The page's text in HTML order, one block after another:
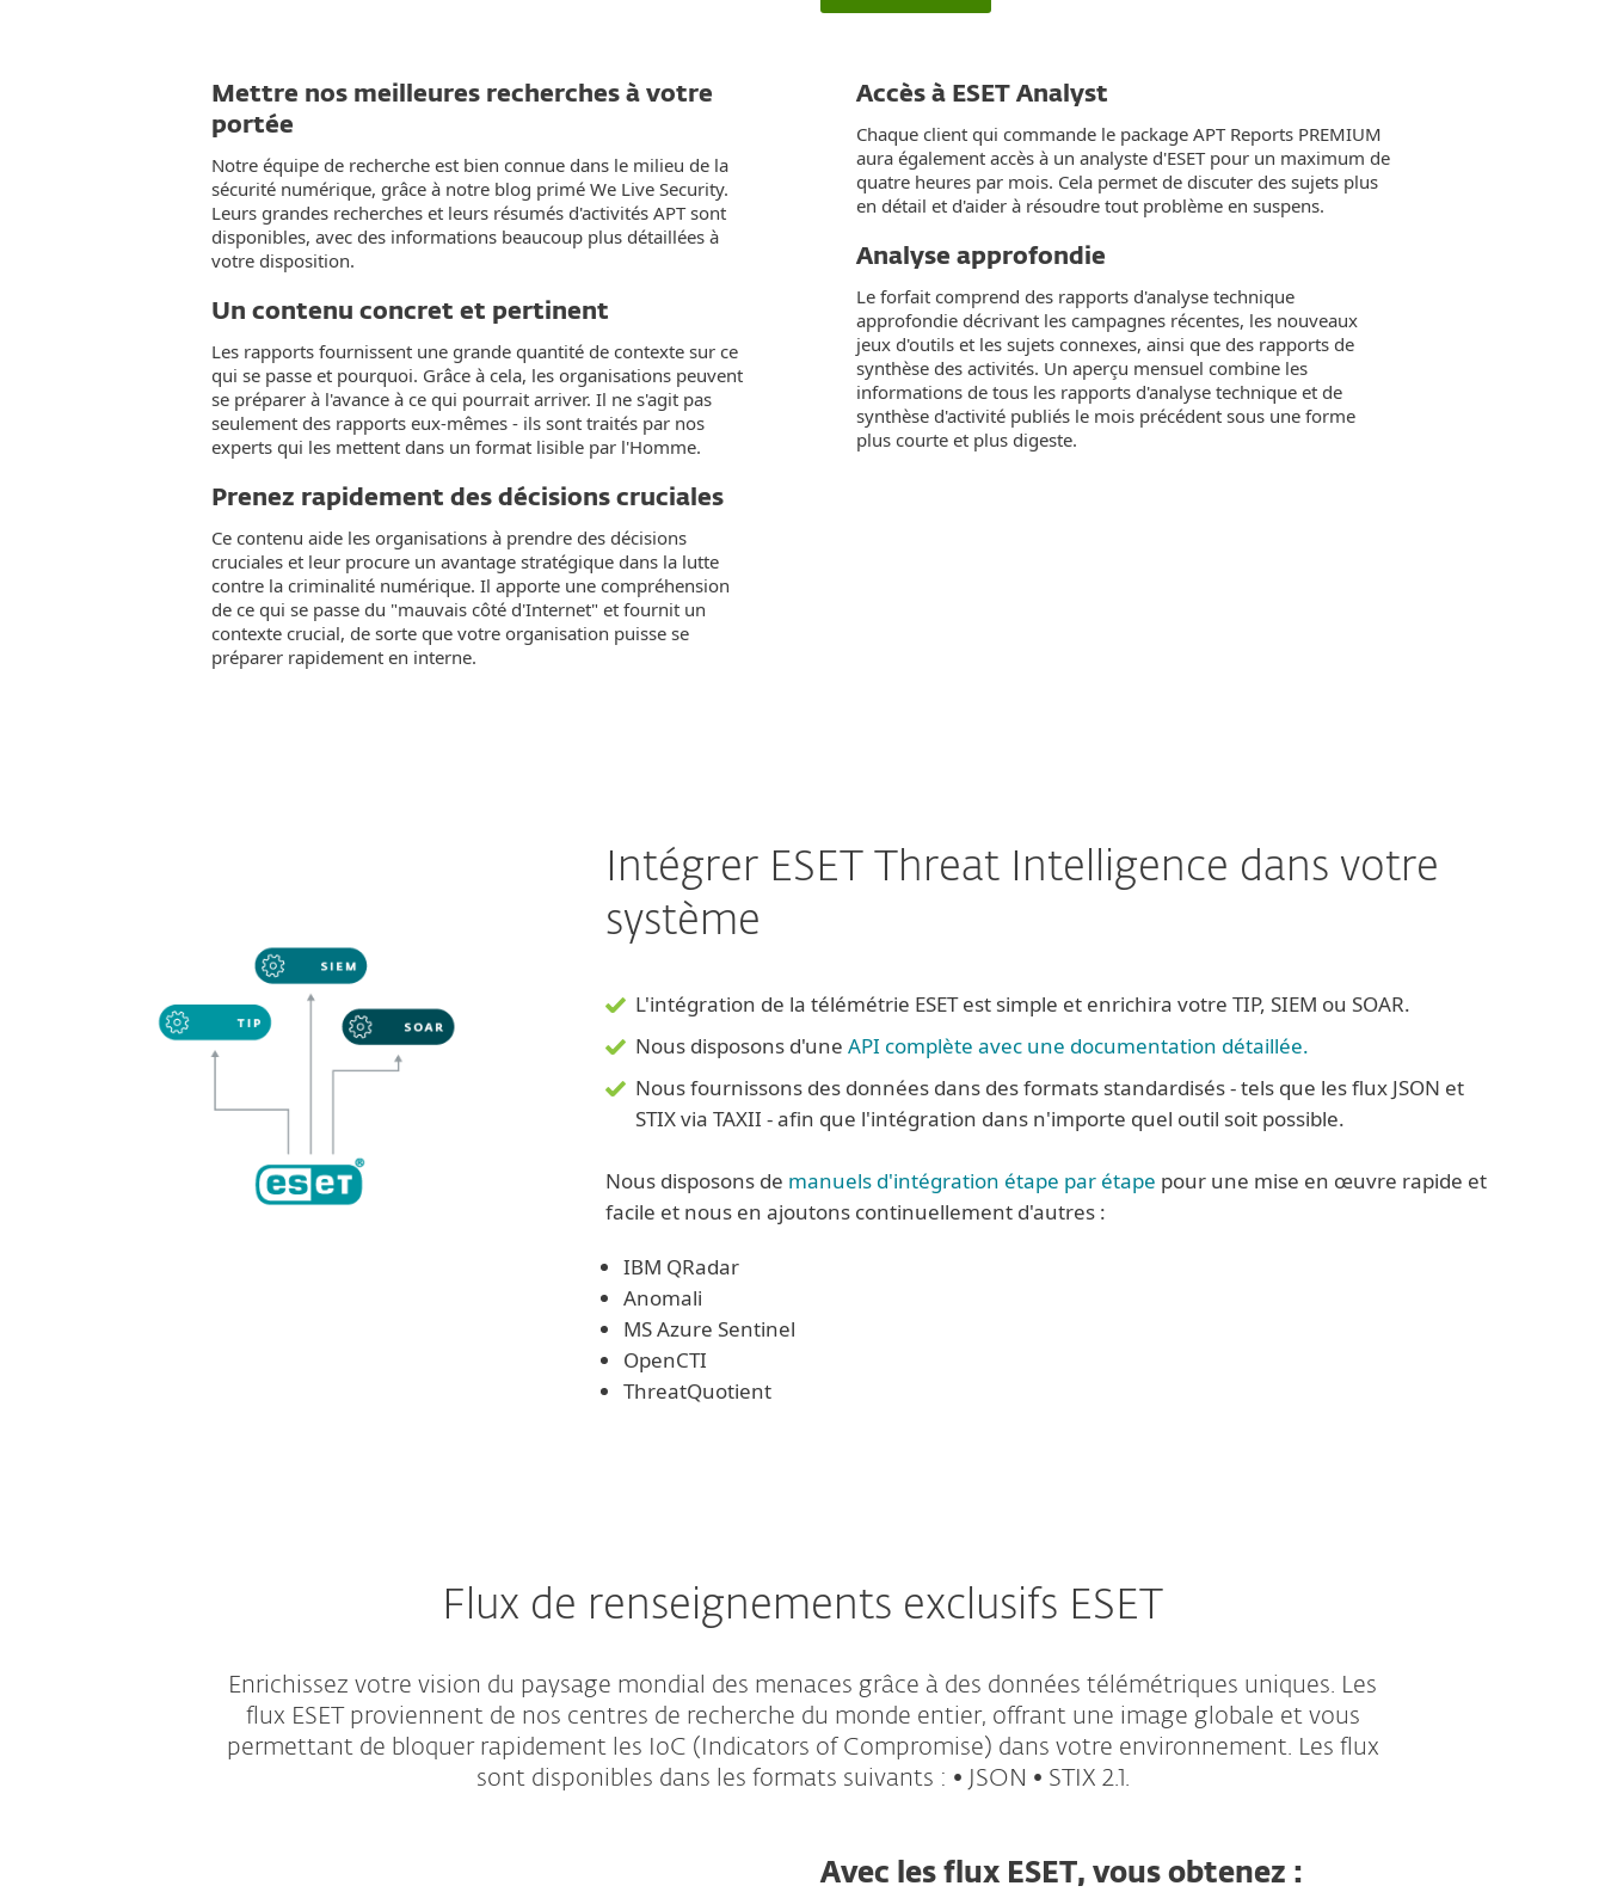
Mettre nos meilleures recherches à votre
portée
Notre équipe de recherche est bien connue dans le milieu de la
sécurité numérique, grâce à notre blog primé We Live Security.
Leurs grandes recherches et leurs résumés d'activités APT sont
disponibles, avec des informations beaucoup plus détaillées à
votre disposition.
Un contenu concret et pertinent
Les rapports fournissent une grande quantité de contexte sur ce
qui se passe et pourquoi. Grâce à cela, les organisations peuvent
se préparer à l'avance à ce qui pourrait arriver. Il ne s'agit pas
seulement des rapports eux-mêmes - ils sont traités par nos
experts qui les mettent dans un format lisible par l'Homme.
Prenez rapidement des décisions cruciales
Ce contenu aide les organisations à prendre des décisions
cruciales et leur procure un avantage stratégique dans la lutte
contre la criminalité numérique. Il apporte une compréhension
de ce qui se passe du "mauvais côté d'Internet" et fournit un
contexte crucial, de sorte que votre organisation puisse se
préparer rapidement en interne.
Accès à ESET Analyst
Chaque client qui commande le package APT Reports PREMIUM
aura également accès à un analyste d'ESET pour un maximum de
quatre heures par mois. Cela permet de discuter des sujets plus
en détail et d'aider à résoudre tout problème en suspens.
Analyse approfondie
Le forfait comprend des rapports d'analyse technique
approfondie décrivant les campagnes récentes, les nouveaux
jeux d'outils et les sujets connexes, ainsi que des rapports de
synthèse des activités. Un aperçu mensuel combine les
informations de tous les rapports d'analyse technique et de
synthèse d'activité publiés le mois précédent sous une forme
plus courte et plus digeste.
Intégrer ESET Threat Intelligence dans votre
système
L'intégration de la télémétrie ESET est simple et enrichira votre TIP, SIEM ou SOAR.
Nous disposons d'une API complète avec une documentation détaillée.
Nous fournissons des données dans des formats standardisés - tels que les flux JSON et
STIX via TAXII - afin que l'intégration dans n'importe quel outil soit possible.
Nous disposons de manuels d'intégration étape par étape pour une mise en œuvre rapide et
facile et nous en ajoutons continuellement d'autres :
IBM QRadar
Anomali
MS Azure Sentinel
OpenCTI
ThreatQuotient
Flux de renseignements exclusifs ESET
Enrichissez votre vision du paysage mondial des menaces grâce à des données télémétriques uniques. Les
flux ESET proviennent de nos centres de recherche du monde entier, offrant une image globale et vous
permettant de bloquer rapidement les IoC (Indicators of Compromise) dans votre environnement. Les flux
sont disponibles dans les formats suivants : • JSON • STIX 2.1.
Avec les flux ESET, vous obtenez :